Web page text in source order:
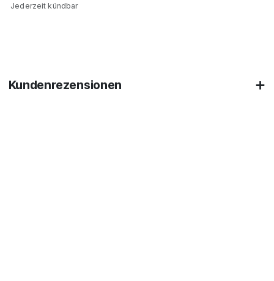
Jederzeit kündbar
Kundenrezensionen